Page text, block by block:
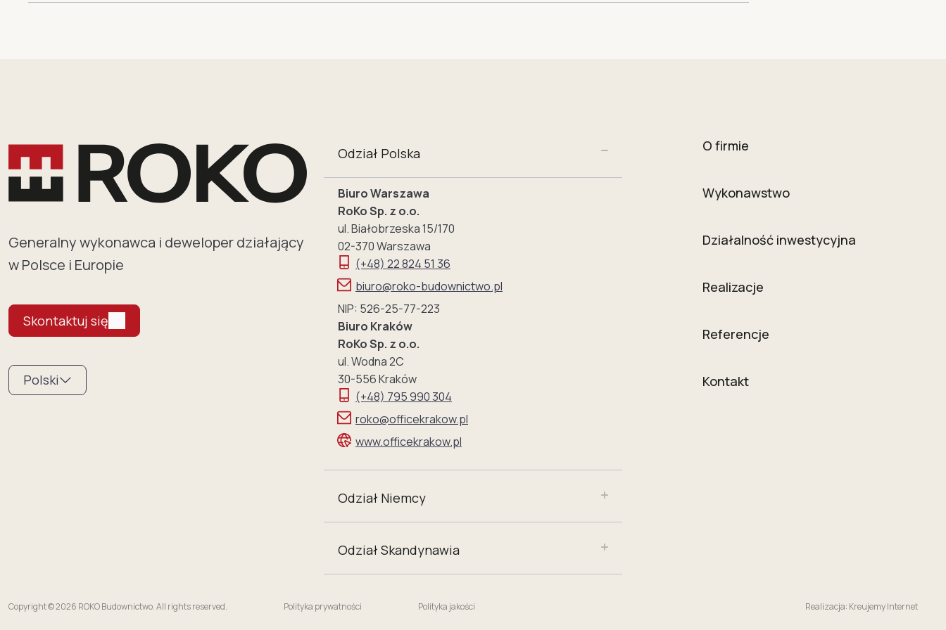
Generalny wykonawca i deweloper działający
w Polsce i Europie
Skontaktuj się
Polski
Odział Polska
Biuro Warszawa
RoKo Sp. z o.o.
ul. Białobrzeska 15/170
02-370 Warszawa
(+48) 22 824 51 36
biuro@roko-budownictwo.pl
NIP: 526-25-77-223
Biuro Kraków
RoKo Sp. z o.o.
ul. Wodna 2C
30-556 Kraków
(+48) 795 990 304
roko@officekrakow.pl
www.officekrakow.pl
Odział Niemcy
Odział Skandynawia
O firmie
Wykonawstwo
Działalność inwestycyjna
Realizacje
Referencje
Kontakt
Copyright © 2026 ROKO Budownictwo. All rights reserved. Polityka prywatności Polityka jakości Realizacja: Kreujemy Internet